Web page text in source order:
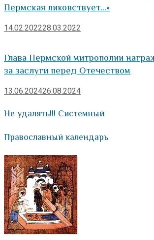
Пермская ликовствует…»
14.02.202228.03.2022
Глава Пермской митрополии
за заслуги перед Отечеством
13.06.202426.08.2024
Не удалять!!! Системный
Православный календарь